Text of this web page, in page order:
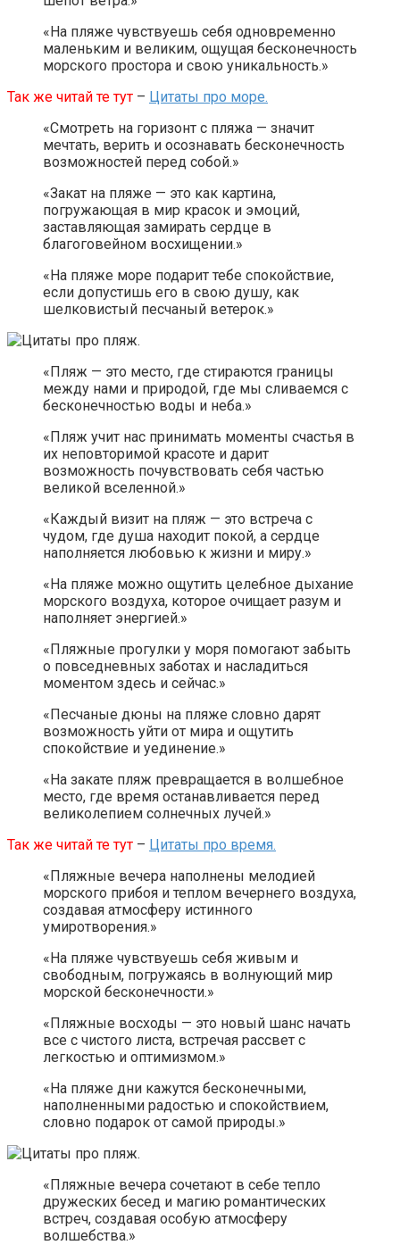
«На пляже чувствуешь себя одновременно
маленьким и великим, ощущая бесконечность
морского простора и свою уникальность.»
Так же читай те тут – Цитаты про море.
«Смотреть на горизонт с пляжа — значит
мечтать, верить и осознавать бесконечность
возможностей перед собой.»
«Закат на пляже — это как картина,
погружающая в мир красок и эмоций,
заставляющая замирать сердце в
благоговейном восхищении.»
«На пляже море подарит тебе спокойствие,
если допустишь его в свою душу, как
шелковистый песчаный ветерок.»
«Пляж — это место, где стираются границы
между нами и природой, где мы сливаемся с
бесконечностью воды и неба.»
«Пляж учит нас принимать моменты счастья в
их неповторимой красоте и дарит
возможность почувствовать себя частью
великой вселенной.»
«Каждый визит на пляж — это встреча с
чудом, где душа находит покой, а сердце
наполняется любовью к жизни и миру.»
«На пляже можно ощутить целебное дыхание
морского воздуха, которое очищает разум и
наполняет энергией.»
«Пляжные прогулки у моря помогают забыть
о повседневных заботах и насладиться
моментом здесь и сейчас.»
«Песчаные дюны на пляже словно дарят
возможность уйти от мира и ощутить
спокойствие и уединение.»
«На закате пляж превращается в волшебное
место, где время останавливается перед
великолепием солнечных лучей.»
Так же читай те тут – Цитаты про время.
«Пляжные вечера наполнены мелодией
морского прибоя и теплом вечернего воздуха,
создавая атмосферу истинного
умиротворения.»
«На пляже чувствуешь себя живым и
свободным, погружаясь в волнующий мир
морской бесконечности.»
«Пляжные восходы — это новый шанс начать
все с чистого листа, встречая рассвет с
легкостью и оптимизмом.»
«На пляже дни кажутся бесконечными,
наполненными радостью и спокойствием,
словно подарок от самой природы.»
«Пляжные вечера сочетают в себе тепло
дружеских бесед и магию романтических
встреч, создавая особую атмосферу
волшебства.»